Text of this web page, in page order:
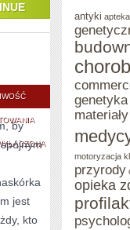
BEAUTY
DLA
SPORTOWCÓW
by
jest
kto
antyki apteka
genetyka
motoryzacja
przyrody
opieka